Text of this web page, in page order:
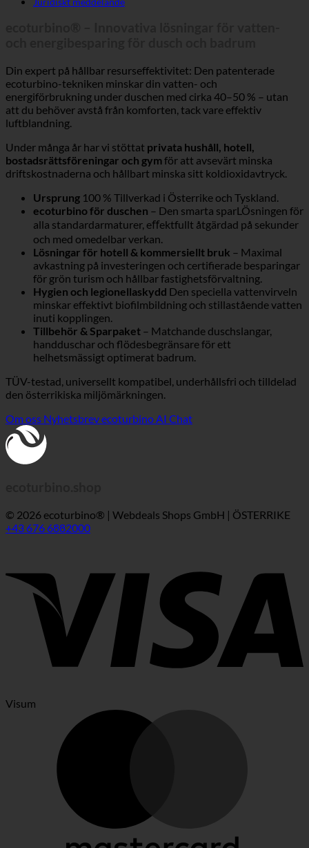
Din expert på hållbar resurseffektivitet: Den patenterade
ecoturbino-tekniken minskar din vatten- och
energiförbrukning under duschen med cirka 40–50 % – utan
att du behöver avstå från komforten, tack vare effektiv
luftblandning.
Under många år har vi stöttat privata hushåll, hotell,
bostadsrättsföreningar och gymför att avsevärt minska
driftskostnaderna och hållbart minska sitt koldioxidavtryck.
Ursprung 100 % Tillverkad i Österrike och Tyskland.
ecoturbino för duschen – Den smarta sparLÖsningen för
alla standardarmaturer, eﬀektfullt åtgärdad på sekunder
och med omedelbar verkan.
Lösningar för hotell & kommersiellt bruk – Maximal
avkastning på investeringen och certifierade besparingar
för grön turism och hållbar fastighetsförvaltning.
Hygien och legionellaskydd Den speciella vattenvirveln
minskar effektivt biofilmbildning och stillastående vatten
inuti kopplingen.
Tillbehör & Sparpaket – Matchande duschslangar,
handduschar och flödesbegränsare för ett
helhetsmässigt optimerat badrum.
TÜV-testad, universellt kompatibel, underhållsfri och tilldelad
den österrikiska miljömärkningen.
Om oss Nyhetsbrevecoturbino AI Chat
© 2026 ecoturbino® | Webdeals Shops GmbH | ÖSTERRIKE
+43 676 6882000
Visum